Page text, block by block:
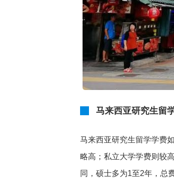
马来西亚研究生留
马来西亚研究生留学学费
略高；私立大学学费则较
同，硕士多为1至2年，总